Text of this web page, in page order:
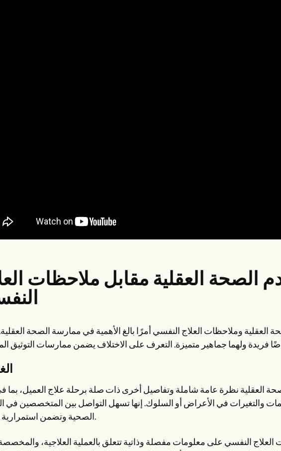
الصحة العقلية مقابل ملاحظات
العقلية وملاحظات العلاج النفسي أمرًا بالغ الأهمية في ممارسة الصحة
العقلية نظرة عامة شاملة وتفاصيل أخرى ذات صلة برحلة علاج العميل، بما
والتغيرات في الأعراض أو السلوك. إنها تسهل التواصل بين المتخصصين في
الصحية وتضمن استمرارية العلاج.
النفسي على معلومات مفصلة وذاتية تتعلق بالعملية العلاجية،